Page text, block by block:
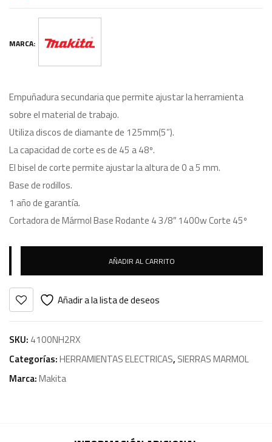
MARCA:
Empuñadura secundaria que permite ajustar la herramienta
sobre el material de trabajo.
Utiliza discos de diamante de 125mm(5”).
La capacidad de corte es de 45 a 48º.
El bisel de corte permite ajustar la altura de 0 a 5 mm.
Base de rodillos.
1 año de garantía.
Cortadora de Mármol Base Rodante 4 3/8″ 1400w Corte 45º
AÑADIR AL CARRITO
Añadir a la lista de deseos
SKU: 4100NH2RX
Categorías:HERRAMIENTAS ELECTRICAS, SIERRAS MARMOL
Marca:Makita